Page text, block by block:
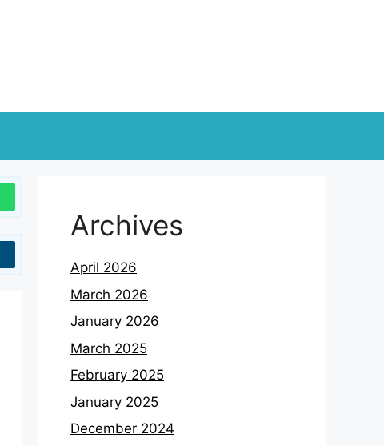
Archives
April 2026
March 2026
January 2026
March 2025
February 2025
January 2025
December 2024